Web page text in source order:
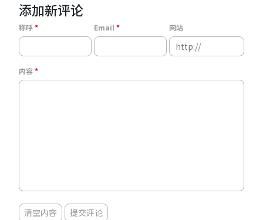
添加新评论
称呼 Email 网站
内容
清空内容 提交评论